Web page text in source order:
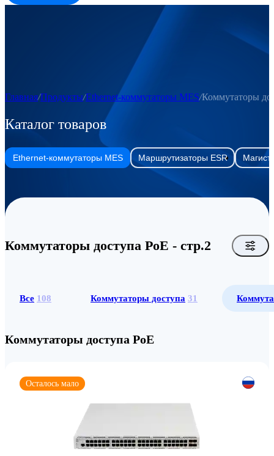
Главная Продукты Ethernet-коммутаторы MES Коммутаторы
Каталог товаров
Ethernet-коммутаторы MES Маршрутизаторы ESR
Коммутаторы доступа PoE - стр.2
Все 108 Коммутаторы доступа 31
Коммутаторы доступа PoE
Осталось мало